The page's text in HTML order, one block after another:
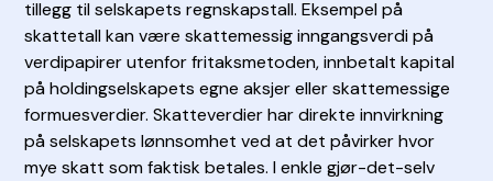
tillegg til selskapets regnskapstall. Eksempel på
skattetall kan være skattemessig inngangsverdi på
verdipapirer utenfor fritaksmetoden, innbetalt kapital
på holdingselskapets egne aksjer eller skattemessige
formuesverdier. Skatteverdier har direkte innvirkning
på selskapets lønnsomhet ved at det påvirker hvor
mye skatt som faktisk betales. I enkle gjør-det-selv